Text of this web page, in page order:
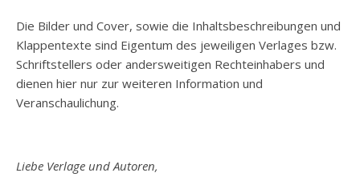
Die Bilder und Cover, sowie die Inhaltsbeschreibungen und
Klappentexte sind Eigentum des jeweiligen Verlages bzw.
Schriftstellers oder andersweitigen Rechteinhabers und
dienen hier nur zur weiteren Information und
Veranschaulichung.
Liebe Verlage und Autoren,